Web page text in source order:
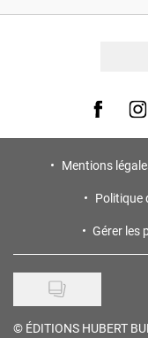
Visit us on
Mentions
Politique
Gérer les
© ÉDITIONS HUBERT